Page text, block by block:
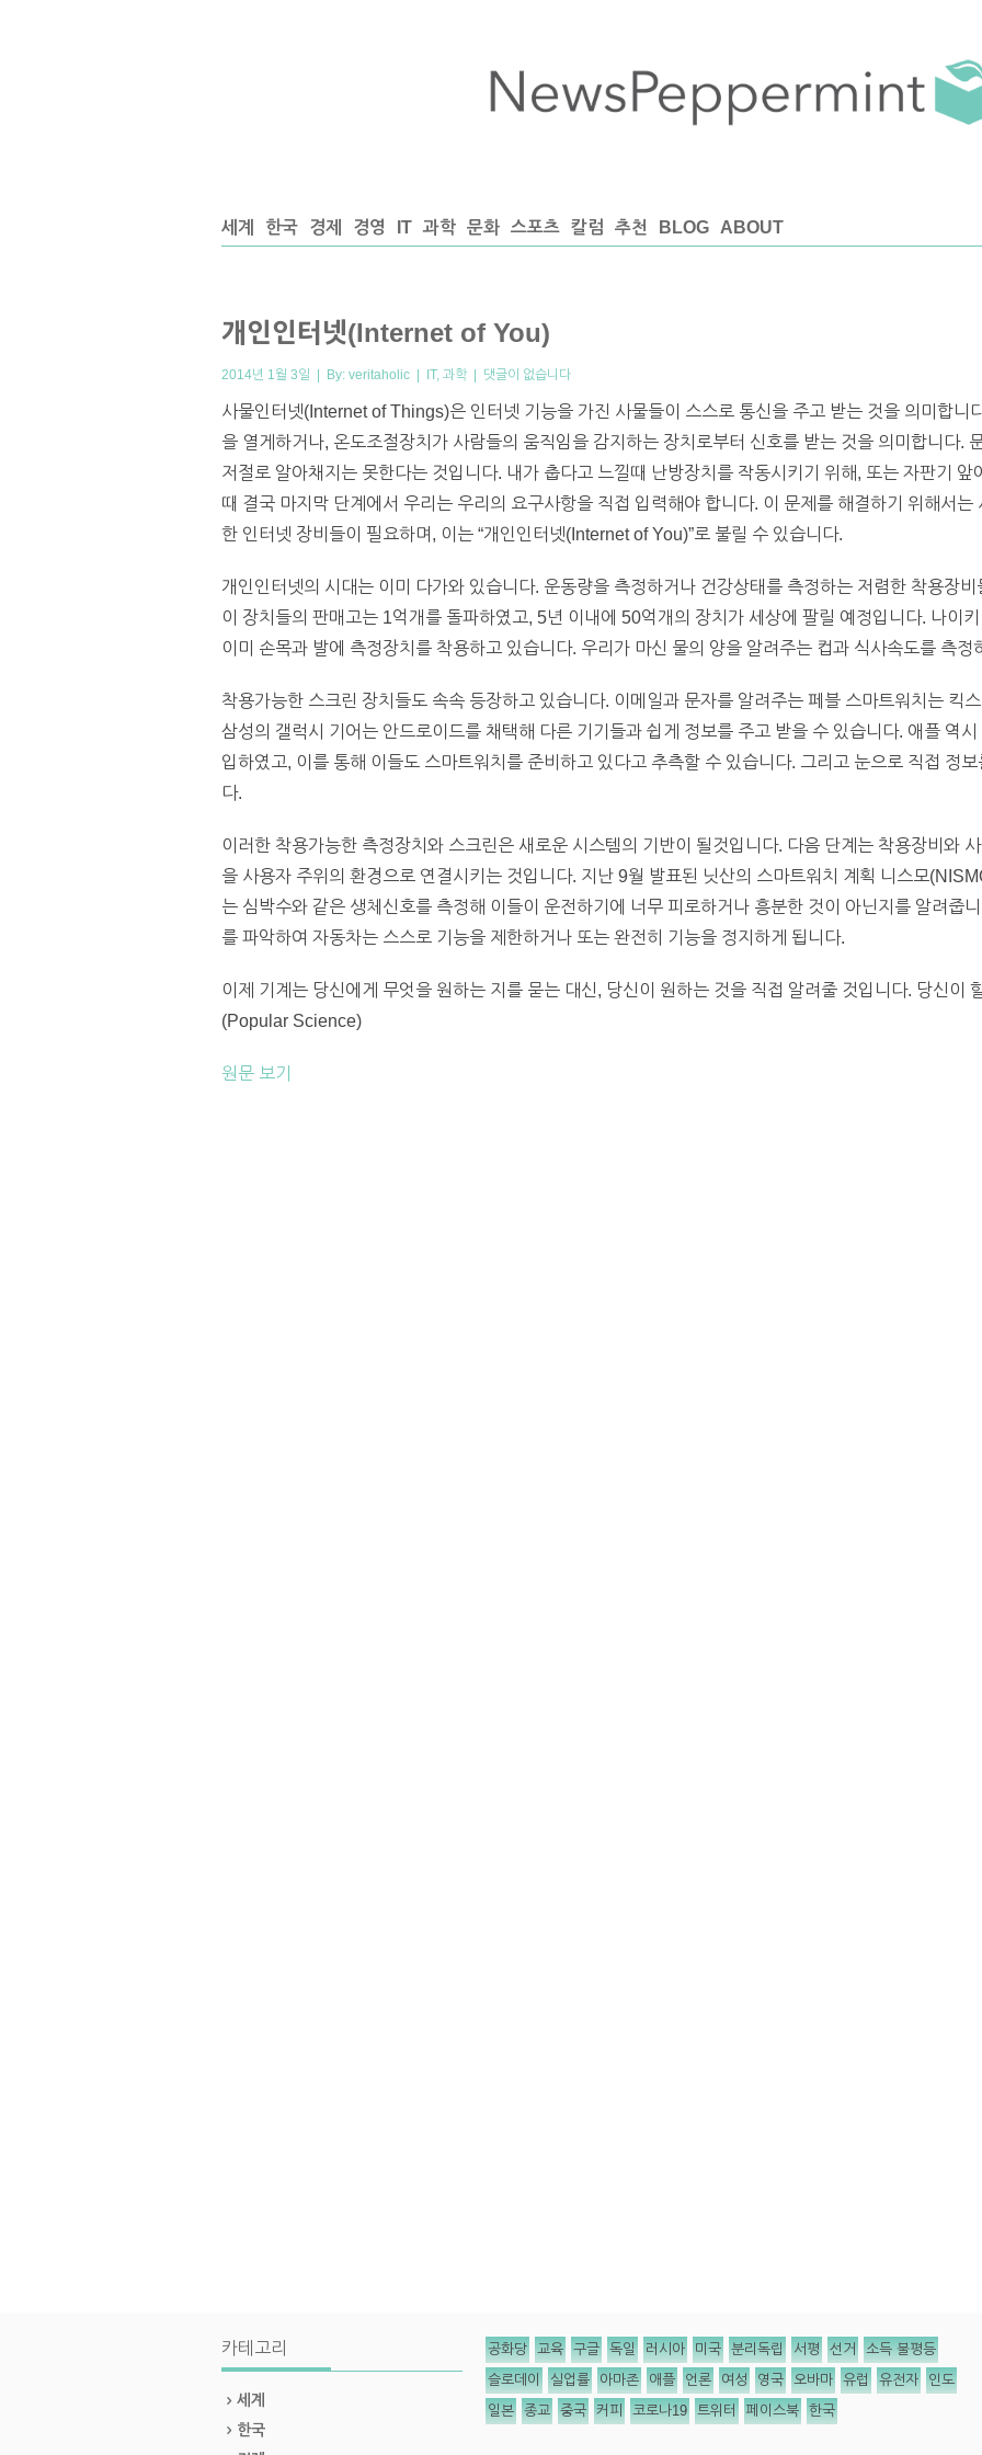
세계 한국 경제 경영 IT 과학 문화 스포츠 칼럼 추천 BLOG ABOUT
개인인터넷(Internet of You)
2014년 1월 3일 | By: veritaholic | IT, 과학 | 댓글이 없습니다
사물인터넷(Internet of Things)은 인터넷 기능을 가진 사물들이 스스로 통신을 주고 받는 것을 의미합니
을 열게하거나, 온도조절장치가 사람들의 움직임을 감지하는 장치로부터 신호를 받는 것을 의미합니다.
저절로 알아채지는 못한다는 것입니다. 내가 춥다고 느낄때 난방장치를 작동시키기 위해, 또는 자판기
때 결국 마지막 단계에서 우리는 우리의 요구사항을 직접 입력해야 합니다. 이 문제를 해결하기 위해서
한 인터넷 장비들이 필요하며, 이는 “개인인터넷(Internet of You)”로 불릴 수 있습니다.
개인인터넷의 시대는 이미 다가와 있습니다. 운동량을 측정하거나 건강상태를 측정하는 저렴한 착용장
이 장치들의 판매고는 1억개를 돌파하였고, 5년 이내에 50억개의 장치가 세상에 팔릴 예정입니다. 나이
이미 손목과 발에 측정장치를 착용하고 있습니다. 우리가 마신 물의 양을 알려주는 컵과 식사속도를 측정
착용가능한 스크린 장치들도 속속 등장하고 있습니다. 이메일과 문자를 알려주는 페블 스마트워치는 킥
삼성의 갤럭시 기어는 안드로이드를 채택해 다른 기기들과 쉽게 정보를 주고 받을 수 있습니다. 애플 역
입하였고, 이를 통해 이들도 스마트워치를 준비하고 있다고 추측할 수 있습니다. 그리고 눈으로 직접 정
다.
이러한 착용가능한 측정장치와 스크린은 새로운 시스템의 기반이 될것입니다. 다음 단계는 착용장비와
을 사용자 주위의 환경으로 연결시키는 것입니다. 지난 9월 발표된 닛산의 스마트워치 계획 니스모
는 심박수와 같은 생체신호를 측정해 이들이 운전하기에 너무 피로하거나 흥분한 것이 아닌지를 알려줍
를 파악하여 자동차는 스스로 기능을 제한하거나 또는 완전히 기능을 정지하게 됩니다.
이제 기계는 당신에게 무엇을 원하는 지를 묻는 대신, 당신이 원하는 것을 직접 알려줄 것입니다. 당신이
(Popular Science)
원문 보기
카테고리
세계
한국
공화당 교육 구글 독일 러시아 미국 분리독립 서평 선거 소득 불평등
슬로데이 실업률 아마존 애플 언론 여성 영국 오바마 유럽 유전자 인도
일본 종교 중국 커피 코로나19 트위터 페이스북 한국